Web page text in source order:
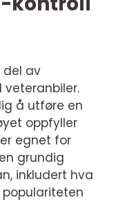
del av
veteranbiler.
å utføre en
oppfyller
egnet for
grundig
inkludert hva
populariteten